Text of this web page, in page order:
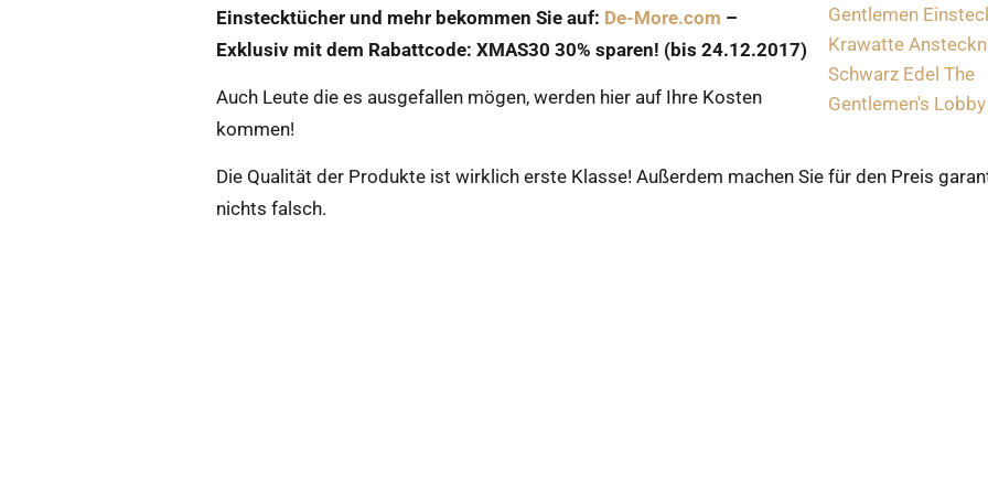
Einstecktücher und mehr bekommen Sie auf: De-More.com –
Exklusiv mit dem Rabattcode: XMAS30 30% sparen! (bis 24.12.2017)
Auch Leute die es ausgefallen mögen, werden hier auf Ihre Kosten
kommen!
Die Qualität der Produkte ist wirklich erste Klasse! Außerdem machen Sie für den Preis
nichts falsch.